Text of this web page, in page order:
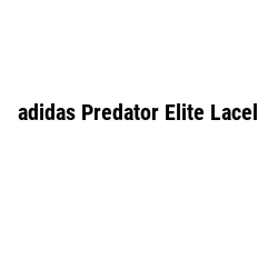
adidas Predator Elite